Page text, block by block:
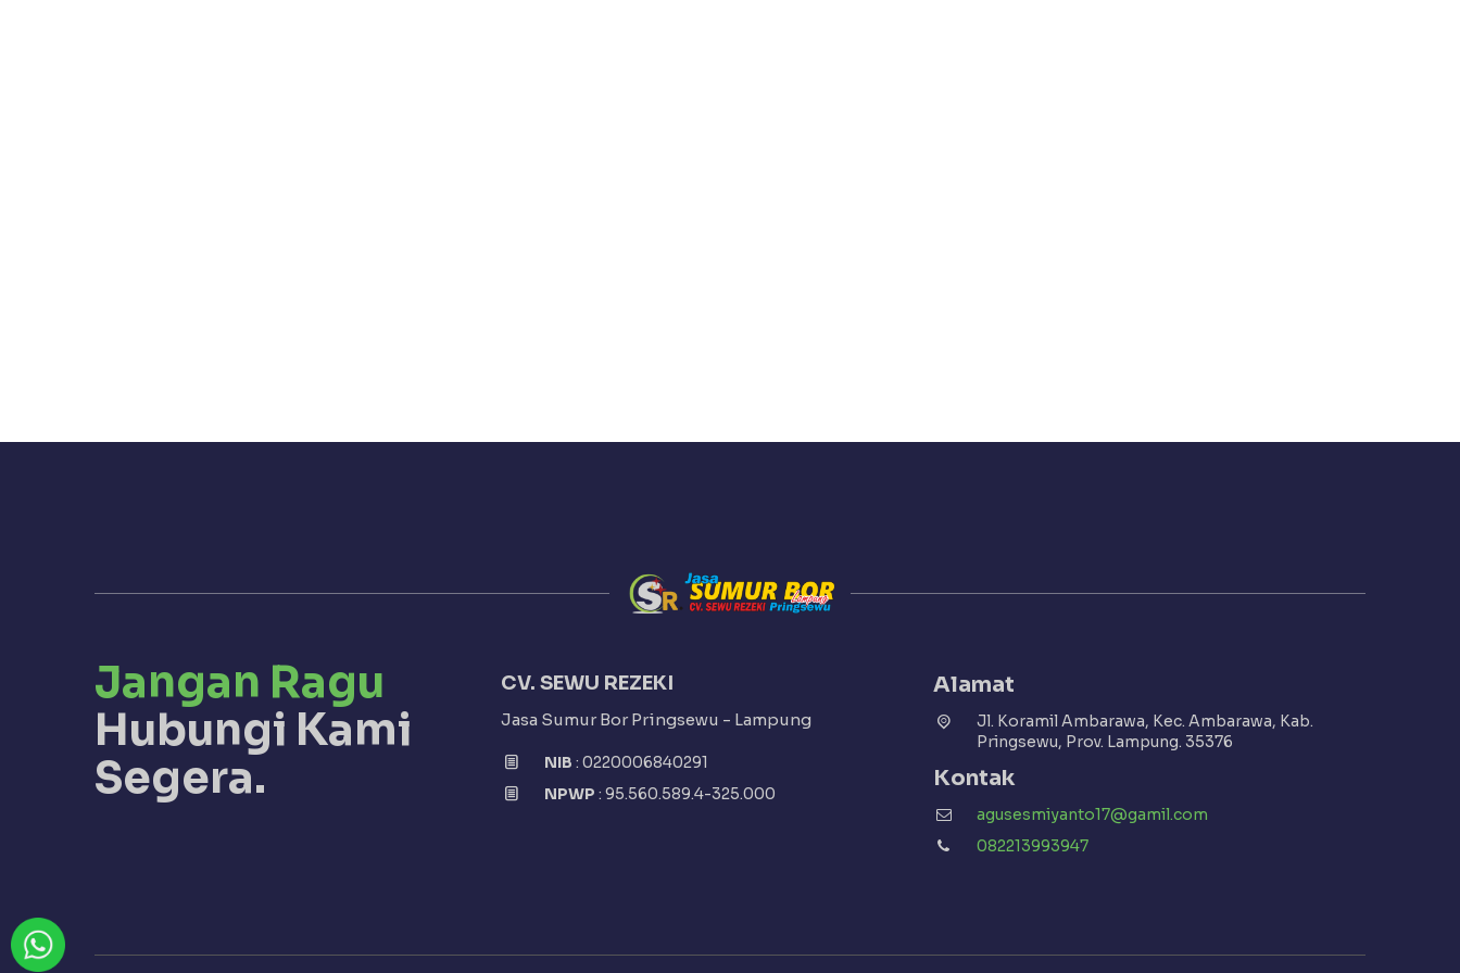
Jangan Ragu
Hubungi Kami
Segera.
CV. SEWU REZEKI
Jasa Sumur Bor Pringsewu - Lampung
NIB : 0220006840291
NPWP : 95.560.589.4-325.000
Alamat
Jl. Koramil Ambarawa, Kec. Ambarawa, Kab.
Pringsewu, Prov. Lampung. 35376
Kontak
agusesmiyanto17@gamil.com
082213993947